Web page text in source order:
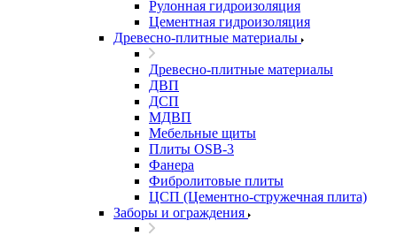
Рулонная гидроизоляция
Цементная гидроизоляция
Древесно-плитные материалы
Древесно-плитные материалы
ДВП
ДСП
МДВП
Мебельные щиты
Плиты OSB-3
Фанера
Фибролитовые плиты
ЦСП (Цементно-стружечная плита)
Заборы и ограждения